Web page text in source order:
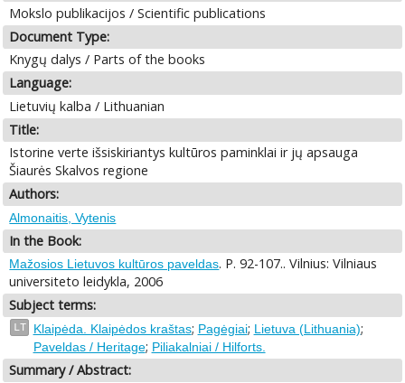
Mokslo publikacijos / Scientific publications
Document Type:
Knygų dalys / Parts of the books
Language:
Lietuvių kalba / Lithuanian
Title:
Istorine verte išsiskiriantys kultūros paminklai ir jų apsauga
Šiaurės Skalvos regione
Authors:
Almonaitis, Vytenis
In the Book:
Mažosios Lietuvos kultūros paveldas. P. 92-107.. Vilnius: Vilniaus
universiteto leidykla, 2006
Subject terms:
LT Klaipėda. Klaipėdos kraštas; Pagėgiai; Lietuva (Lithuania);
Paveldas / Heritage; Piliakalniai / Hilforts.
Summary / Abstract: